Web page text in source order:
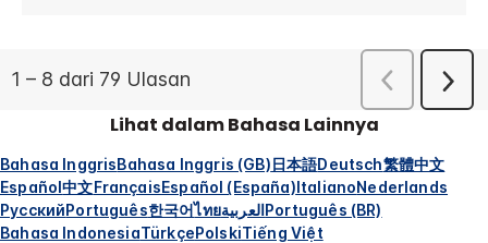
Lihat dalam Bahasa Lainnya
Bahasa InggrisBahasa Inggris (GB)日本語Deutsch繁體中文
Español中文FrançaisEspañol (España)ItalianoNederlands
РусскийPortuguês한국어ไทยالعربيةPortuguês (BR)
Bahasa IndonesiaTürkçePolskiTiếng Việt